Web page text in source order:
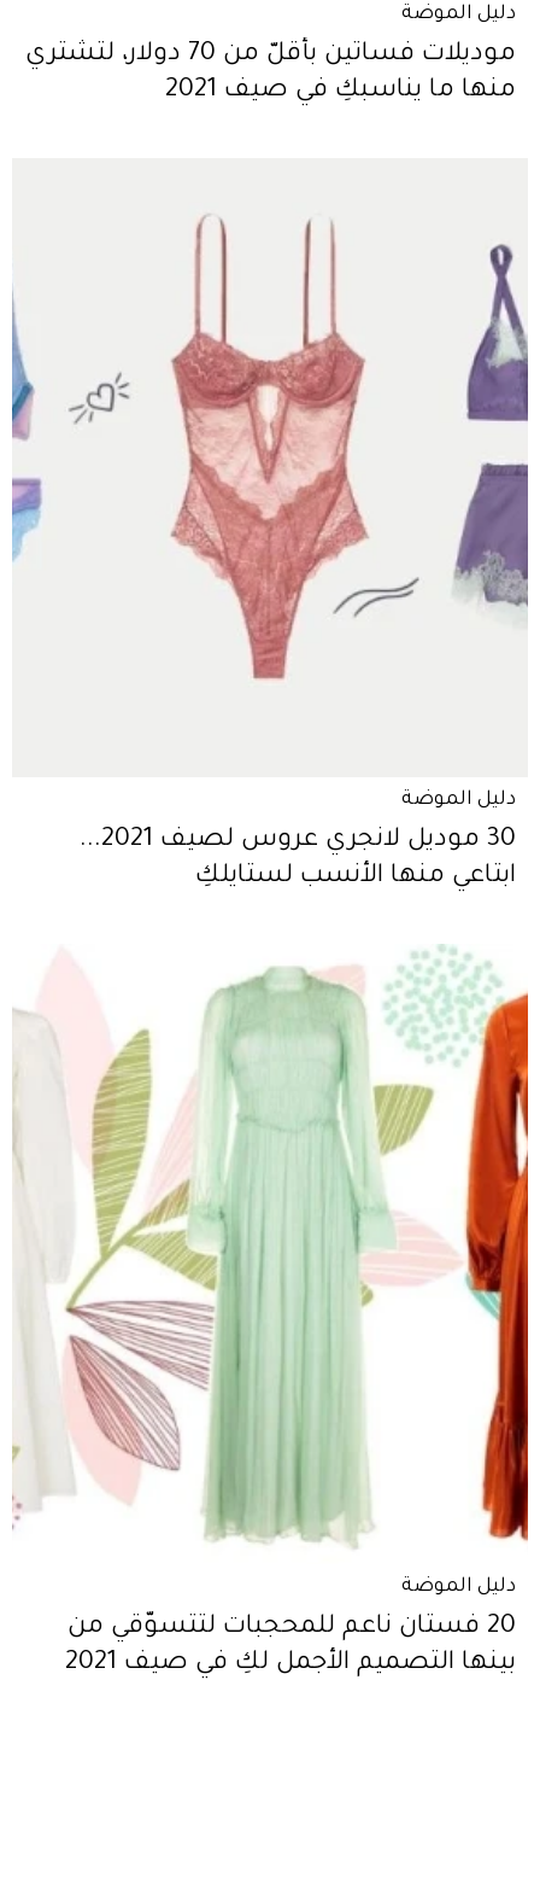
دليل الموضة
موديلات فساتين بأقلّ من 70 دولار، لتشتري
منها ما يناسبكِ في صيف 2021
دليل الموضة
30 موديل لانجري عروس لصيف 2021...
ابتاعي منها الأنسب لستايلكِ
دليل الموضة
20 فستان ناعم للمحجبات لتتسوّقي من
بينها التصميم الأجمل لكِ في صيف 2021